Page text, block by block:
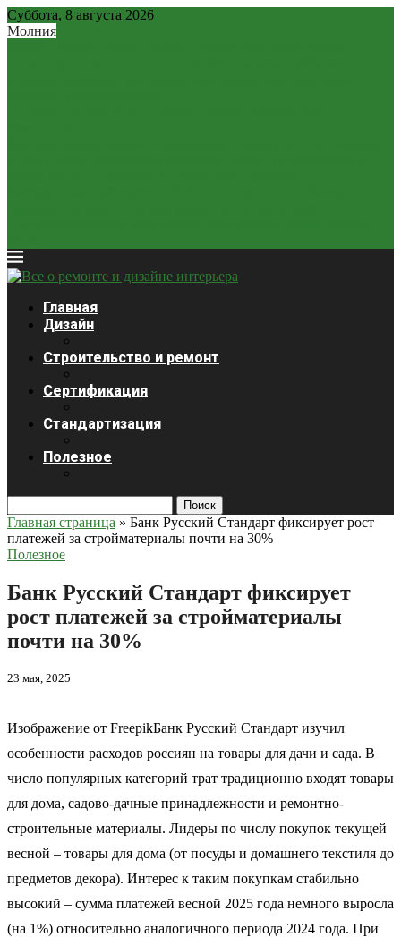
Суббота, 8 августа 2026
Молния
Главная
Дизайн
Строительство и ремонт
Сертификация
Стандартизация
Полезное
Поиск
Главная страница » Банк Русский Стандарт фиксирует рост
платежей за стройматериалы почти на 30%
Полезное
Банк Русский Стандарт фиксирует
рост платежей за стройматериалы
почти на 30%
23 мая, 2025
Изображение от FreepikБанк Русский Стандарт изучил
особенности расходов россиян на товары для дачи и сада. В
число популярных категорий трат традиционно входят товары
для дома, садово-дачные принадлежности и ремонтно-
строительные материалы. Лидеры по числу покупок текущей
весной – товары для дома (от посуды и домашнего текстиля до
предметов декора). Интерес к таким покупкам стабильно
высокий – сумма платежей весной 2025 года немного выросла
(на 1%) относительно аналогичного периода 2024 года. При